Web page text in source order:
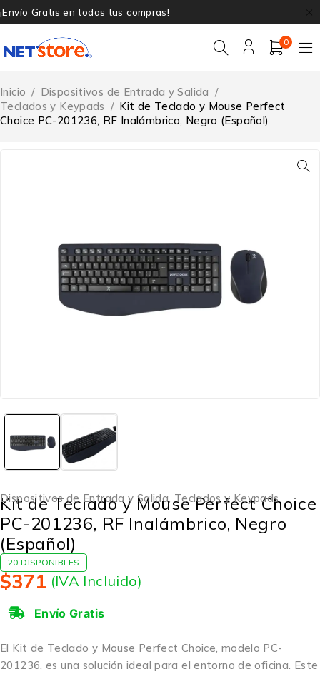
¡Envío Gratis en todas tus compras!
0
Inicio / Dispositivos de Entrada y Salida /
Teclados y Keypads / Kit de Teclado y Mouse Perfect
Choice PC-201236, RF Inalámbrico, Negro (Español)
Dispositivos de Entrada y Salida,Teclados y Keypads
Kit de Teclado y Mouse Perfect Choice
PC-201236, RF Inalámbrico, Negro
(Español)
20 DISPONIBLES
$371 (IVA Incluido)
Envío Gratis
El Kit de Teclado y Mouse Perfect Choice, modelo PC-
201236, es una solución ideal para el entorno de oficina. Este